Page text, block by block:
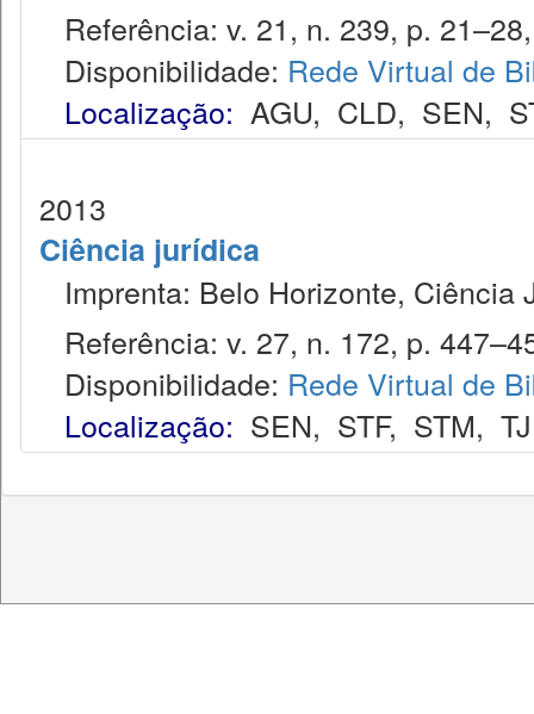
Referência: v. 21, n. 239, p.
Disponibilidade: Rede Virtual de
Localização: AGU, CLD, SEN,
2013
Ciência jurídica
Imprenta: Belo Horizonte, Ciência
Referência: v. 27, n. 172, p.
Disponibilidade: Rede Virtual de
Localização: SEN, STF, STM,